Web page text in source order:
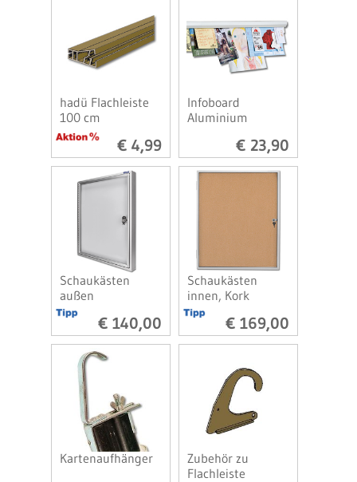
hadü Flachleiste
100 cm
€ 4,99
Infoboard
Aluminium
€ 23,90
Schaukästen
außen
€ 140,00
Schaukästen
innen, Kork
€ 169,00
Kartenaufhänger
Zubehör zu
Flachleiste